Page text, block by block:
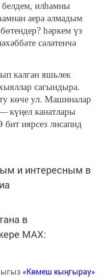
белдем, илһамны
аера алмадым
һәркем үз
сәләтенчә
калган яшьлек
сагындыра.
көче ул. Машиналар
күңел канатлары
иярсез лисапид
и интересным в
в
MАХ:
«Көмеш кыңгырау»